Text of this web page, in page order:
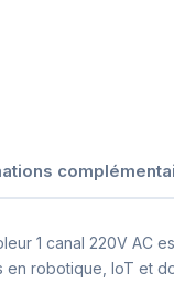
1 canal 220V AC
robotique, IoT et